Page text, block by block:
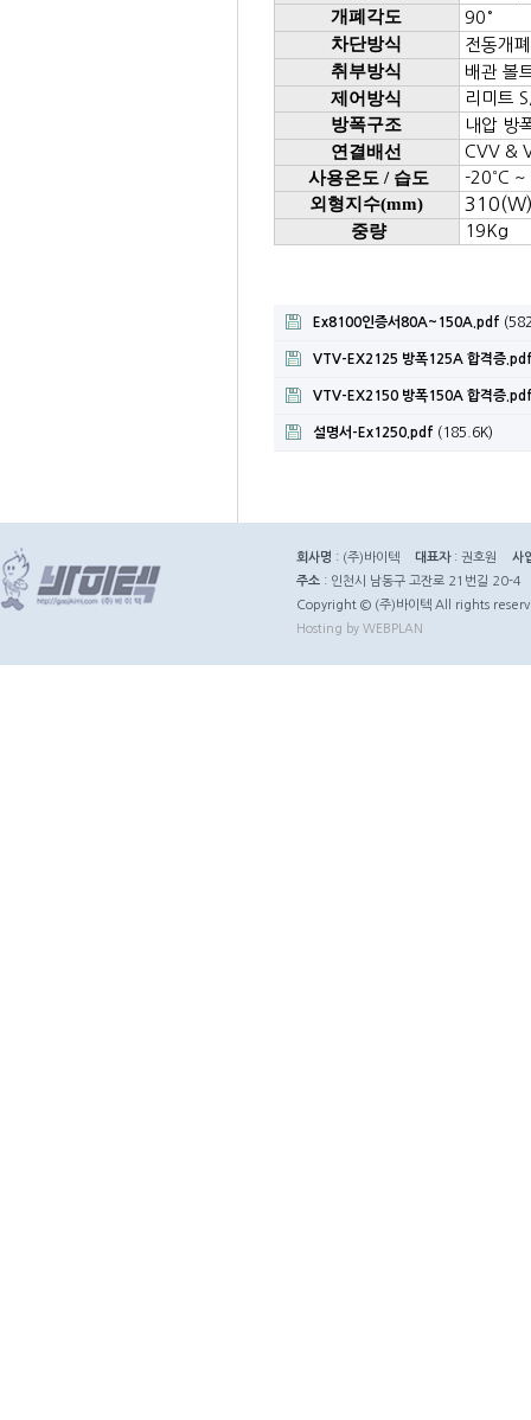
개폐각도 90°
차단방식 전동개
취부방식 배관 볼
제어방식 리미트
방폭구조 내압 방
연결배선 CVV &
사용온도 / 습도 -20˚ C
외형지수(mm)
중량
19Kg
Ex8100인증서80A~150A.pdf
VTV-EX2125 방폭125A 합격증
VTV-EX2150 방폭150A 합격증
설명서-Ex1250.pdf (185.6K)
회사명 : (주)바이텍 대표자: 권호원
사
주소 : 인천시 남동구 고잔로 21번길 20-4
Copyright © (주)바이텍 All rights
Hosting by WEBPLAN